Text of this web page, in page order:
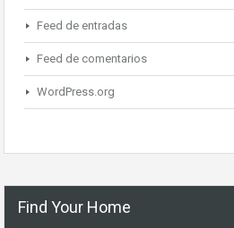
Feed de entradas
Feed de comentarios
WordPress.org
Find Your Home